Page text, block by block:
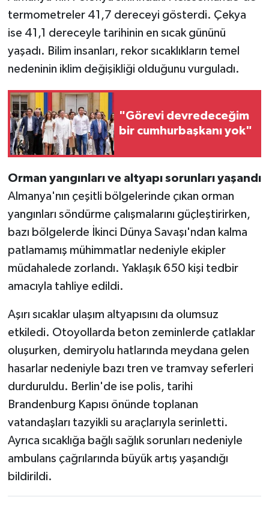
termometreler 41,7 dereceyi gösterdi. Çekya
ise 41,1 dereceyle tarihinin en sıcak gününü
yaşadı. Bilim insanları, rekor sıcaklıkların temel
nedeninin iklim değişikliği olduğunu vurguladı.
"Görevi devredeceğim
bir cumhurbaşkanı yok"
Orman yangınları ve altyapı sorunları yaşandı
Almanya'nın çeşitli bölgelerinde çıkan orman
yangınları söndürme çalışmalarını güçleştirirken,
bazı bölgelerde İkinci Dünya Savaşı'ndan kalma
patlamamış mühimmatlar nedeniyle ekipler
müdahalede zorlandı. Yaklaşık 650 kişi tedbir
amacıyla tahliye edildi.
Aşırı sıcaklar ulaşım altyapısını da olumsuz
etkiledi. Otoyollarda beton zeminlerde çatlaklar
oluşurken, demiryolu hatlarında meydana gelen
hasarlar nedeniyle bazı tren ve tramvay seferleri
durduruldu. Berlin'de ise polis, tarihi
Brandenburg Kapısı önünde toplanan
vatandaşları tazyikli su araçlarıyla serinletti.
Ayrıca sıcaklığa bağlı sağlık sorunları nedeniyle
ambulans çağrılarında büyük artış yaşandığı
bildirildi.